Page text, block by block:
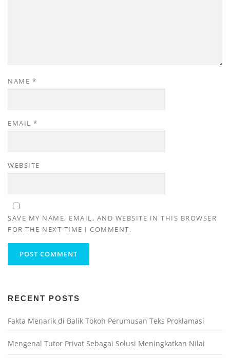
NAME *
EMAIL *
WEBSITE
SAVE MY NAME, EMAIL, AND WEBSITE IN THIS BROWSER
FOR THE NEXT TIME I COMMENT.
RECENT POSTS
Fakta Menarik di Balik Tokoh Perumusan Teks Proklamasi
Mengenal Tutor Privat Sebagai Solusi Meningkatkan Nilai